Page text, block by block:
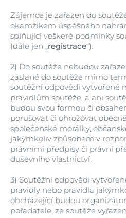
Zájemce je zařazen do
okamžikem úspěšného
splňující veškeré podmínky
(dále jen „registrace“).
2) Do soutěže nebudou
zaslané do soutěže mimo
soutěžní odpovědi vytvořené
pravidlům soutěže, a ani
budou svou formou či
porušovat či ohrožovat
společenské morálky,
jakýmkoliv způsobem v
právními předpisy či právní
duševního vlastnictví.
3) Soutěžní odpovědi
pravidly nebo pravidla
obcházející budou
pořadatele, ze soutěže